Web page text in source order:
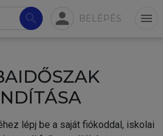
search person BELÉPÉS menu
lépj be a saját fiókoddal, iskolai